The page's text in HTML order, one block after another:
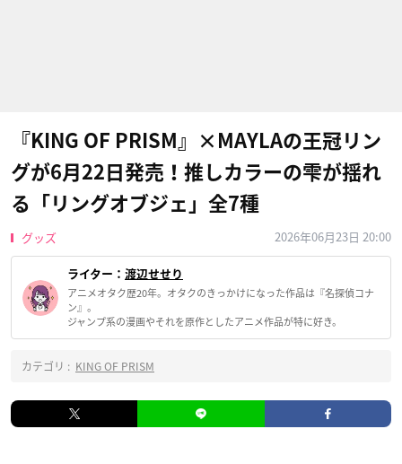
『KING OF PRISM』×MAYLAの王冠リン
グが6月22日発売！推しカラーの雫が揺れ
る「リングオブジェ」全7種
グッズ 2026年06月23日 20:00
ライター： 渡辺せせり
アニメオタク歴20年。オタクのきっかけになった作品は『名探偵コナ
ン』。
ジャンプ系の漫画やそれを原作としたアニメ作品が特に好き。
カテゴリ : KING OF PRISM